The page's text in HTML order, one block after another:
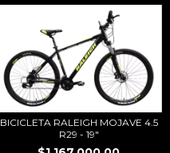
BICICLETA RALEIGH MOJAVE 4.5
R29 - 19"